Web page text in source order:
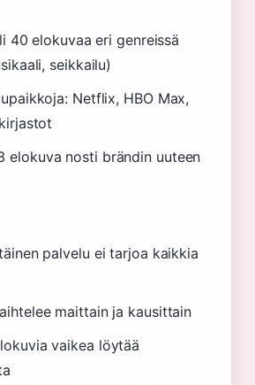
40 elokuvaa eri genreissä
seikkailu)
Netflix, HBO Max,
elokuva nosti brändin uuteen
palvelu ei tarjoa kaikkia
maittain ja kausittain
vaikea löytää